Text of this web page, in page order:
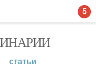
статьи
5